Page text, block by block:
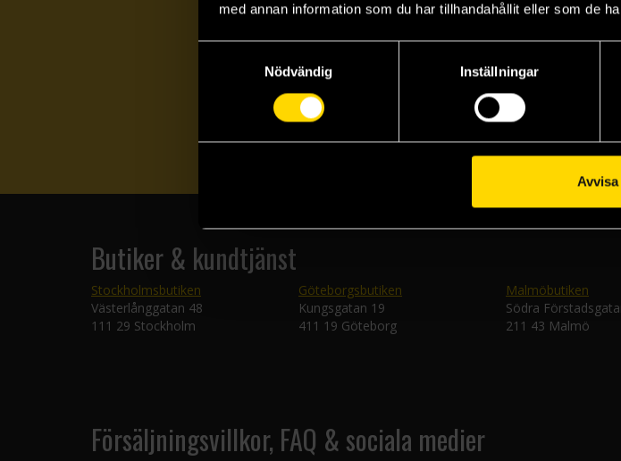
med annan information som du har tillhandahållit eller som de
Nödvändig
Inställningar
Avvisa
Prenumerera på
Butiker & kundtjänst
Stockholmsbutiken
Västerlånggatan 48
111 29 Stockholm
Göteborgsbutiken
Kungsgatan 19
411 19 Göteborg
Malmöbutiken
Södra
211 43 Malmö
Försäljningsvillkor, FAQ & sociala medier